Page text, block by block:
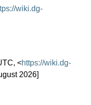
wiki.dg-
<https://wiki.dg-
2026]